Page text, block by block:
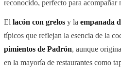
reconocido, perfecto para acompañar
El lacón con grelos y la empanada
típicos que reflejan la esencia de la
pimientos de Padrón, aunque
en la mayoría de restaurantes como